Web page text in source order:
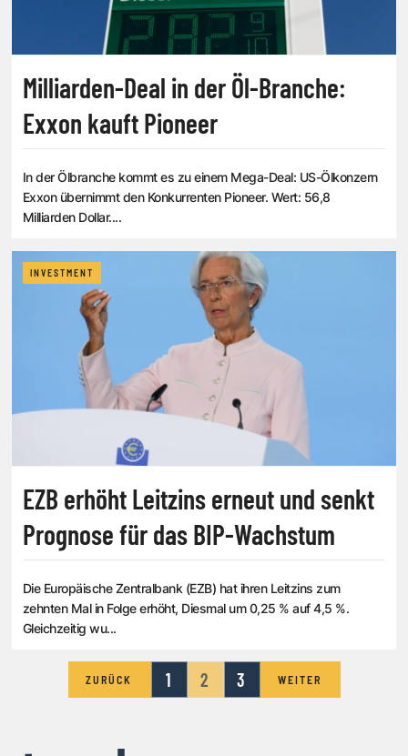
Milliarden-Deal in der Öl-Branche:
Exxon kauft Pioneer
In der Ölbranche kommt es zu einem Mega-Deal: US-Ölkonzern
Exxon übernimmt den Konkurrenten Pioneer. Wert: 56,8
Milliarden Dollar....
INVESTMENT
EZB erhöht Leitzins erneut und senkt
Prognose für das BIP-Wachstum
Die Europäische Zentralbank (EZB) hat ihren Leitzins zum
zehnten Mal in Folge erhöht, Diesmal um 0,25 % auf 4,5 %.
Gleichzeitig wu...
ZURÜCK 1 2 3 WEITER